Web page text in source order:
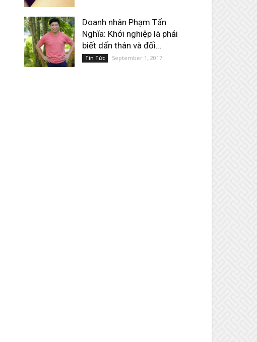
Doanh nhân Phạm Tấn
Nghĩa: Khởi nghiệp là phải
biết dấn thân và đối...
Tin Tức September 1, 2017